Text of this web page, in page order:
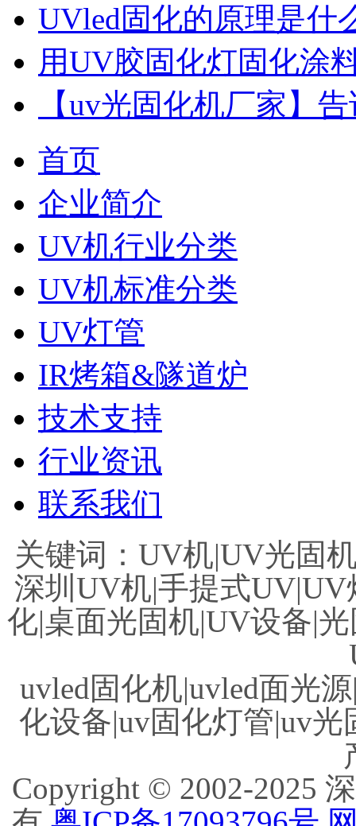
UVled固化的原理是什
用UV胶固化灯固化涂
【uv光固化机厂家】
首页
企业简介
UV机行业分类
UV机标准分类
UV灯管
IR烤箱&隧道炉
技术支持
行业资讯
联系我们
关键词：UV机|UV光固
深圳UV机|手提式
化|桌面光固机|UV设备|
uvled固化机|uvled面光
化设备|uv固化灯管|uv
Copyright © 2002-2025